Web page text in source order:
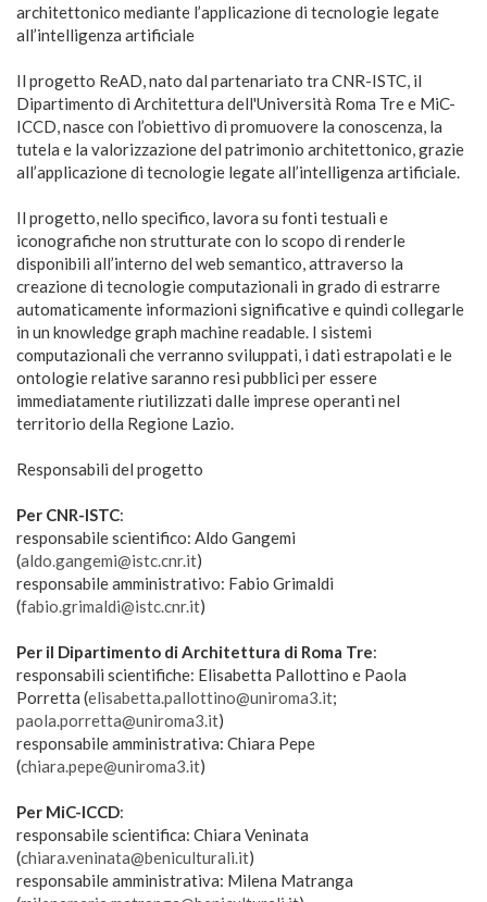
architettonico mediante l’applicazione di tecnologie legate
all’intelligenza artificiale
Il progetto ReAD, nato dal partenariato tra CNR-ISTC, il
Dipartimento di Architettura dell'Università Roma Tre e MiC-
ICCD, nasce con l’obiettivo di promuovere la conoscenza, la
tutela e la valorizzazione del patrimonio architettonico, grazie
all’applicazione di tecnologie legate all’intelligenza artificiale.
Il progetto, nello specifico, lavora su fonti testuali e
iconografiche non strutturate con lo scopo di renderle
disponibili all’interno del web semantico, attraverso la
creazione di tecnologie computazionali in grado di estrarre
automaticamente informazioni significative e quindi collegarle
in un knowledge graph machine readable. I sistemi
computazionali che verranno sviluppati, i dati estrapolati e le
ontologie relative saranno resi pubblici per essere
immediatamente riutilizzati dalle imprese operanti nel
territorio della Regione Lazio.
Responsabili del progetto
Per CNR-ISTC:
responsabile scientifico: Aldo Gangemi
(aldo.gangemi@istc.cnr.it)
responsabile amministrativo: Fabio Grimaldi
(fabio.grimaldi@istc.cnr.it)
Per il Dipartimento di Architettura di Roma Tre:
responsabili scientifiche: Elisabetta Pallottino e Paola
Porretta (elisabetta.pallottino@uniroma3.it;
paola.porretta@uniroma3.it)
responsabile amministrativa: Chiara Pepe
(chiara.pepe@uniroma3.it)
Per MiC-ICCD:
responsabile scientifica: Chiara Veninata
(chiara.veninata@beniculturali.it)
responsabile amministrativa: Milena Matranga